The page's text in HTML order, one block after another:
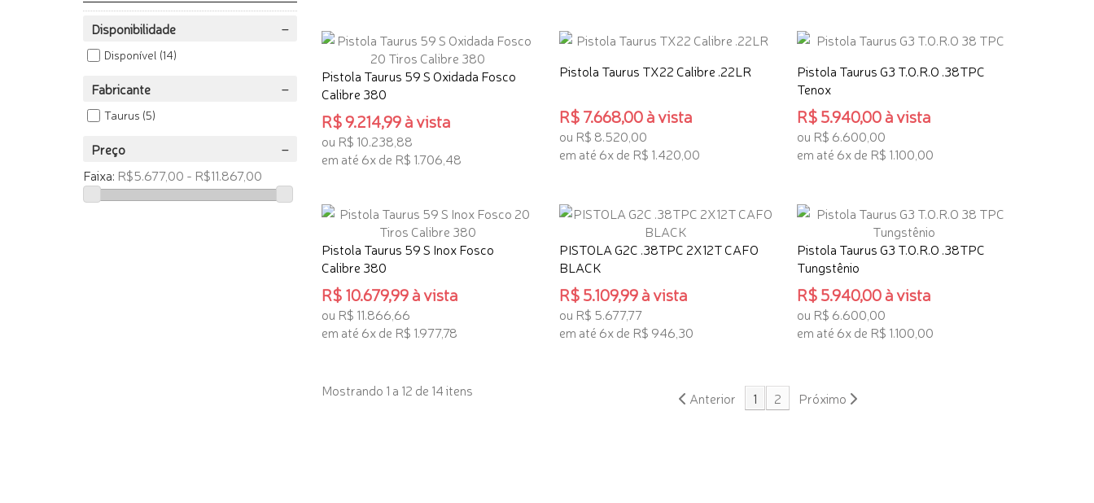
Disponibilidade
Disponível (14)
Fabricante
Taurus (5)
Preço
Faixa: R$5.677,00 - R$11.867,00
Pistola Taurus 59 S Oxidada Fosco
Calibre 380
R$ 9.214,99 à vista
ou R$ 10.238,88
em até 6x de R$ 1.706,48
Pistola Taurus TX22 Calibre .22LR
R$ 7.668,00 à vista
ou R$ 8.520,00
em até 6x de R$ 1.420,00
Pistola Taurus G3 T.O.R.O .38TPC
Tenox
R$ 5.940,00 à vista
ou R$ 6.600,00
em até 6x de R$ 1.100,00
Pistola Taurus 59 S Inox Fosco
Calibre 380
R$ 10.679,99 à vista
ou R$ 11.866,66
em até 6x de R$ 1.977,78
PISTOLA G2C .38TPC 2X12T CAFO
BLACK
R$ 5.109,99 à vista
ou R$ 5.677,77
em até 6x de R$ 946,30
Pistola Taurus G3 T.O.R.O .38TPC
Tungstênio
R$ 5.940,00 à vista
ou R$ 6.600,00
em até 6x de R$ 1.100,00
Anterior 1 2 Próximo
Mostrando 1 a 12 de 14 itens